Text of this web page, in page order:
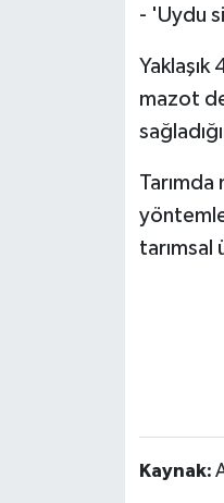
- 'Uydu
mazot
tarımsal
Kaynak: